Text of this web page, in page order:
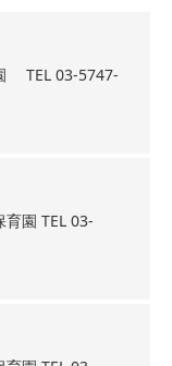
TEL 03-5747-
園 TEL 03-